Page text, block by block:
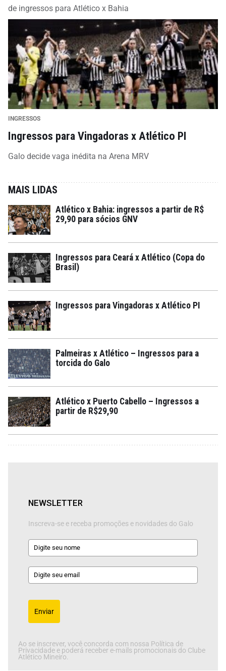
de ingressos para Atlético x Bahia
INGRESSOS
Ingressos para Vingadoras x Atlético PI
Galo decide vaga inédita na Arena MRV
MAIS LIDAS
Atlético x Bahia: ingressos a partir de R$
29,90 para sócios GNV
Ingressos para Ceará x Atlético (Copa do
Brasil)
Ingressos para Vingadoras x Atlético PI
Palmeiras x Atlético – Ingressos para a
torcida do Galo
Atlético x Puerto Cabello – Ingressos a
partir de R$29,90
NEWSLETTER
Inscreva-se e receba promoções e novidades do Galo
Enviar
Ao se inscrever, você concorda com nossa Política de
Privacidade e poderá receber e-mails promocionais do Clube
Atlético Mineiro.